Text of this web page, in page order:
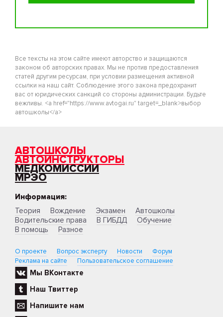
Все тексты на этом сайте имеют авторство и защищаются
законом об авторских правах. Мы не против предоставления
статей другим ресурсам, при условии размещения активной
ссылки на наш сайт. Соблюдение этого закона предохранит
вас от юридических санкций со стороны администрации. Будьте
вежливы. <a href="https://www.avtogai.ru" target=_blank>выбор
автошколы</a>
АВТОШКОЛЫ
АВТОИНСТРУКТОРЫ
МЕДКОМИССИИ
МРЭО
Информация:
Теория
Вождение Экзамен
Автошколы
Водительские права
В ГИБДД
Обучение
В помощь
Разное
О проекте Вопрос эксперту Новости
Форум
Реклама на сайте
Пользовательское соглашение
Мы ВКонтакте
Наш Твиттер
Напишите нам